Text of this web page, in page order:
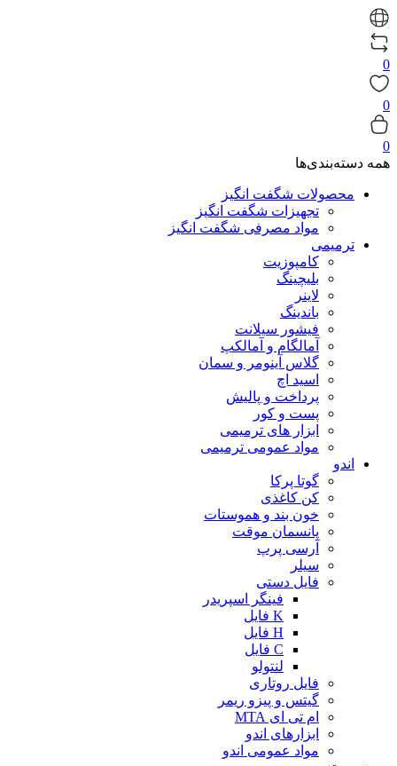
0
0
0
همه دسته‌بندی‌ها
محصولات شگفت انگیز
تجهیزات شگفت انگیز
مواد مصرفی شگفت انگیز
ترمیمی
کامپوزیت
بلیچینگ
لاینر
باندینگ
فیشور سیلانت
آمالگام و آمالکپ
گلاس آینومر و سمان
اسید اچ
پرداخت و پالیش
پست و کور
ابزار های ترمیمی
مواد عمومی ترمیمی
اندو
گوتا پرکا
کن کاغذی
خون بند و هموستات
پانسمان موقت
آرسی پرپ
سیلر
فایل دستی
فینگر اسپریدر
K فایل
H فایل
C فایل
لنتولو
فایل روتاری
گیتس و پیزو ریمر
ام تی ای MTA
ابزارهای اندو
مواد عمومی اندو